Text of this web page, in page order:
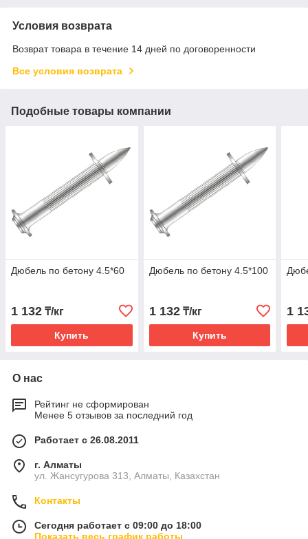
Условия возврата
Возврат товара в течение 14 дней по договоренности
Все условия возврата
Подобные товары компании
Дюбель по бетону 4.5*60
1 132 ₸/кг
Купить
Дюбель по бетону 4.5*100
1 132₸/кг
Купить
1
О нас
Рейтинг не сформирован
Менее 5 отзывов за последний год
Работает с 26.08.2011
г. Алматы
ул. Жансугурова 313, Алматы, Казахстан
Контакты
Сегодня работает с 09:00 до 18:00
Показать весь график работы